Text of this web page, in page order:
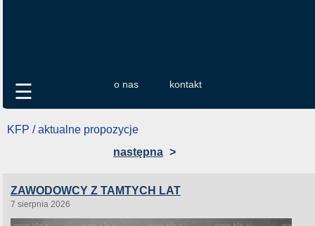
o nas kontakt
☰
KFP / aktualne propozycje
następna >
ZAWODOWCY Z TAMTYCH LAT
7 sierpnia 2026